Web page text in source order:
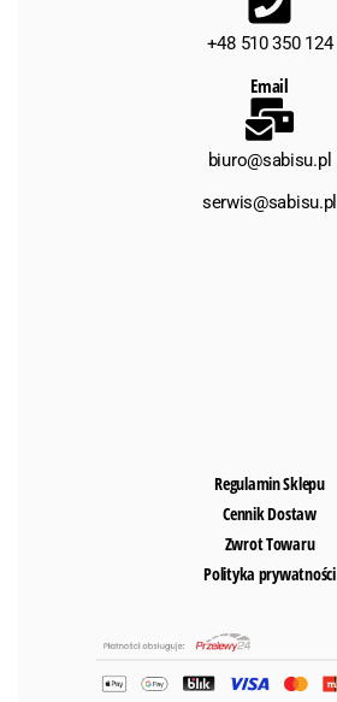
+48 510 350 124
Email
biuro@sabisu.pl
serwis@sabisu.pl
Regulamin Sklepu
Cennik Dostaw
Zwrot Towaru
Polityka prywatności